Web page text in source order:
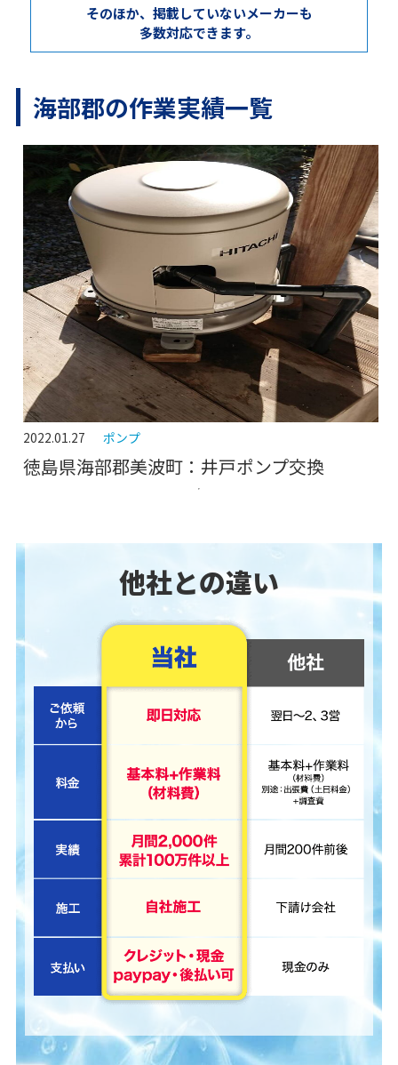
そのほか、掲載していないメーカーも
多数対応できます。
海部郡の作業実績一覧
2022.01.27 ポンプ
徳島県海部郡美波町：井戸ポンプ交換
他社との違い